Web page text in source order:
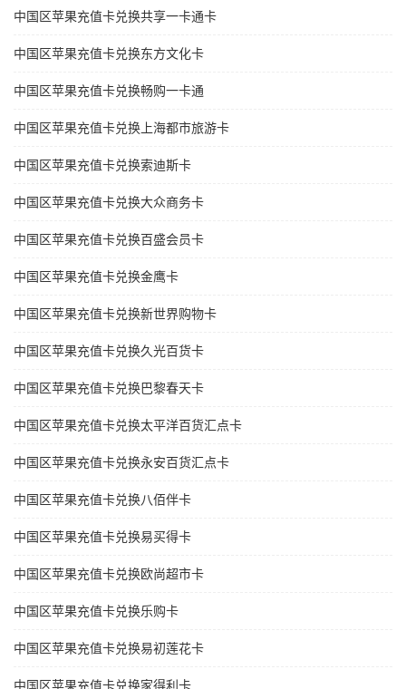
中国区苹果充值卡兑换共享一卡通卡
中国区苹果充值卡兑换东方文化卡
中国区苹果充值卡兑换畅购一卡通
中国区苹果充值卡兑换上海都市旅游卡
中国区苹果充值卡兑换索迪斯卡
中国区苹果充值卡兑换大众商务卡
中国区苹果充值卡兑换百盛会员卡
中国区苹果充值卡兑换金鹰卡
中国区苹果充值卡兑换新世界购物卡
中国区苹果充值卡兑换久光百货卡
中国区苹果充值卡兑换巴黎春天卡
中国区苹果充值卡兑换太平洋百货汇点卡
中国区苹果充值卡兑换永安百货汇点卡
中国区苹果充值卡兑换八佰伴卡
中国区苹果充值卡兑换易买得卡
中国区苹果充值卡兑换欧尚超市卡
中国区苹果充值卡兑换乐购卡
中国区苹果充值卡兑换易初莲花卡
中国区苹果充值卡兑换家得利卡